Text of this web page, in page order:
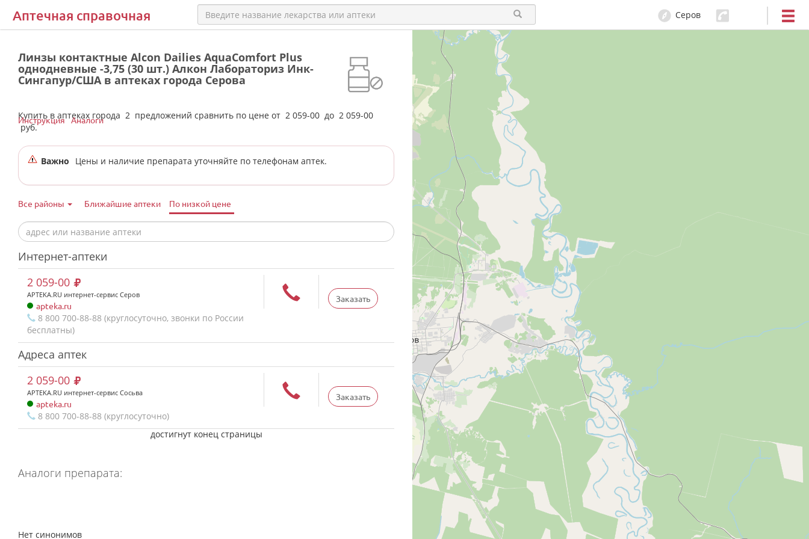
Аптечная справочная Серов
Линзы контактные Alcon Dailies AquaComfort Plus
однодневные -3,75 (30 шт.) Алкон Лабораториз Инк-
Сингапур/США в аптеках города Серова
Купить в аптеках города 2 предложений сравнить по цене от 2 059-00 до 2 059-00
руб.
Инструкция Аналоги
Важно Цены и наличие препарата уточняйте по телефонам аптек.
Все районы Ближайшие аптеки По низкой цене
Интернет-аптеки
Заказать
2 059-00
APTEKA.RU интернет-сервис Серов
apteka.ru
8 800 700-88-88 (круглосуточно, звонки по России
бесплатны)
Адреса аптек
Заказать
2 059-00
APTEKA.RU интернет-сервис Сосьва
apteka.ru
8 800 700-88-88 (круглосуточно)
достигнут конец страницы
Аналоги препарата:
Нет синонимов